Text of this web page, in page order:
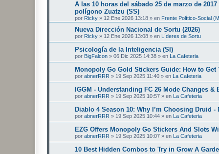
A las 10 horas del sábado 25 de marzo de
polígono Zuatzu (SS)
por Ricky » 12 Ene 2026 13:18 » en Frente Político-Social
Nueva Dirección Nacional de Sortu (2026)
por Ricky » 12 Ene 2026 13:08 » en Líderes de Sortu
Psicología de la Inteligencia (SI)
por BigFalcon » 06 Dic 2025 14:38 » en La Cafeteria
Monopoly Go Gold Stickers Guide: How to
por abnerRRR » 19 Sep 2025 11:40 » en La Cafeteria
IGGM - Understanding FC 26 Mode Changes &
por abnerRRR » 19 Sep 2025 10:57 » en La Cafeteria
Diablo 4 Season 10: Why I’m Choosing Druid
por abnerRRR » 19 Sep 2025 10:44 » en La Cafeteria
EZG Offers Monopoly Go Stickers And Slots
por abnerRRR » 19 Sep 2025 10:07 » en La Cafeteria
10 Best Hidden Combos to Try in Grow A